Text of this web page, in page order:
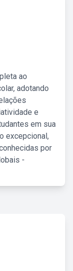
ao
adotando
e
em sua
excepcional,
por
-